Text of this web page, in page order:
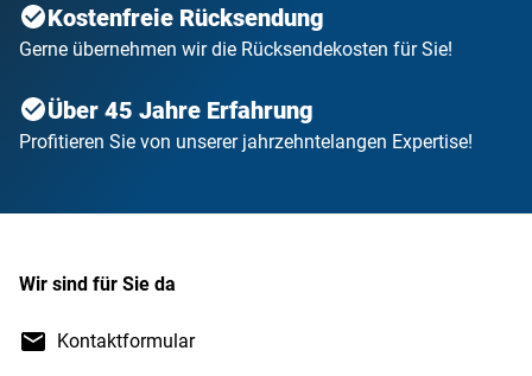
Kostenfreie Rücksendung
Gerne übernehmen wir die Rücksendekosten für Sie!
Über 45 Jahre Erfahrung
Profitieren Sie von unserer jahrzehntelangen Expertise!
Wir sind für Sie da
Kontaktformular